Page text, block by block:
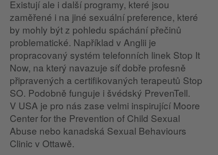
Existují ale i další programy, které jsou
zaměřené i na jiné sexuální preference, které
by mohly být z pohledu spáchání přečinů
problematické. Například v Anglii je
propracovaný systém telefonních linek Stop It
Now, na který navazuje síť dobře profesně
připravených a certifikovaných terapeutů Stop
SO. Podobně funguje i švédský PrevenTell.
V USA je pro nás zase velmi inspirující Moore
Center for the Prevention of Child Sexual
Abuse nebo kanadská Sexual Behaviours
Clinic v Ottawě.